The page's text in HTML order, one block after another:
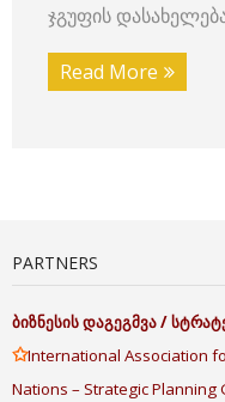
ჯგუფის
Read More
PARTNERS
ბიზნესისდაგეგმვა/
✩International Association
Nations – Strategic